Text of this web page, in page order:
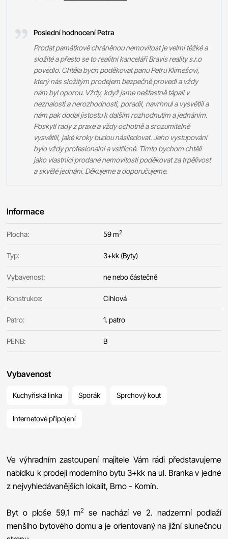
Poslední hodnocení Petra
Prodat památkově chráněnou nemovitost je velmi těžké a
složité a přesto se to realitní kanceláři Bravis reality s.r.o
povedlo. Chtěla bych poděkovat panu Petru Klimešovi,
který nás složitým prodejem bezpečně provedl a vždy
nám byl oporou. Vždy, když jsme nešťastně tápali v
neznalosti a nerozhodnosti, poradil, navrhnul a vysvětlil a
nám pak dodal jistostu k dalším rozhodnutím a jednáním.
Poskytl rady z praxe a vždy ochotně a srozumitelně
vysvětlil, jaké kroky budou náslledovat. Jeho vystupování
bylo vždy profesionalní a vstřícné. Timto bychom chtěli
jako vlastníci prodané nemovitosti poděkovat za trpělivost
a skvělé jednáni. Děkujeme a doporučujeme.
Informace
Plocha: 59 m2
Typ: 3+kk (Byty)
Vybavenost: ne nebo částečně
Konstrukce: Cihlová
Patro: 1. patro
PENB: B
Vybavenost
Kuchyňská linka Sporák Sprchový kout
Internetové připojení
Ve výhradním zastoupení majitele Vám rádi představujeme
nabídku k prodeji moderního bytu 3+kk na ul. Branka v jedné
z nejvyhledávanějších lokalit, Brno - Komín.
Byt o ploše 59,1 m2
se nachází ve 2. nadzemní podlaží
menšího bytového domu a je orientovaný na jižní slunečnou